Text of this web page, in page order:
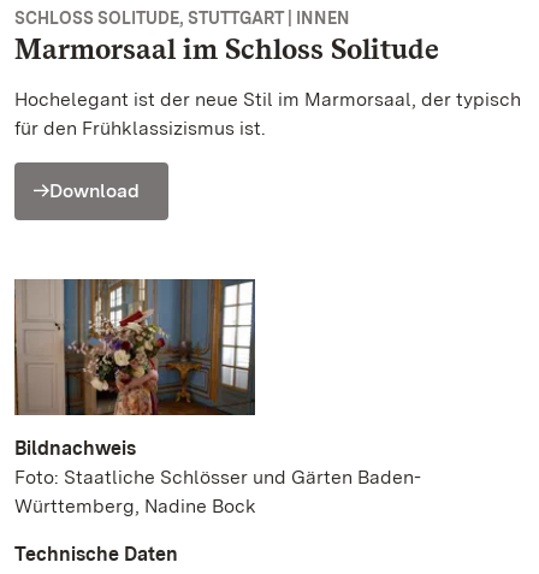
SCHLOSS SOLITUDE, STUTTGART | INNEN
Marmorsaal im Schloss Solitude
Hochelegant ist der neue Stil im Marmorsaal, der typisch
für den Frühklassizismus ist.
Download
Bildnachweis
Foto: Staatliche Schlösser und Gärten Baden-
Württemberg, Nadine Bock
Technische Daten